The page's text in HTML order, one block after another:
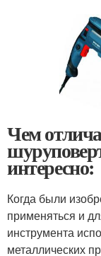
Чем
интересно:
Когда были
применяться и
инструмента
металлических